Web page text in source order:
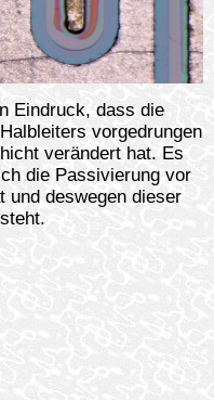
Eindruck, dass die
vorgedrungen
verändert hat. Es
die Passivierung vor
und deswegen dieser